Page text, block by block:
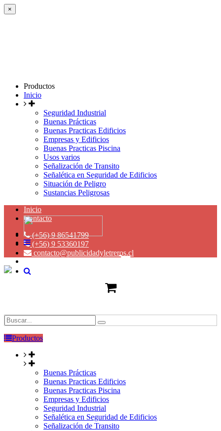
×
Productos
Inicio
Seguridad Industrial
Buenas Prácticas
Buenas Practicas Edificios
Empresas y Edificios
Buenas Practicas Piscina
Usos varios
Señalización de Transito
Señalética en Seguridad de Edificios
Situación de Peligro
Sustancias Peligrosas
Inicio
Contacto
(+56) 9 86541799
(+56) 9 53360197
contacto@publicidadyletreros.cl
Productos
Buenas Prácticas
Buenas Practicas Edificios
Buenas Practicas Piscina
Empresas y Edificios
Seguridad Industrial
Señalética en Seguridad de Edificios
Señalización de Transito